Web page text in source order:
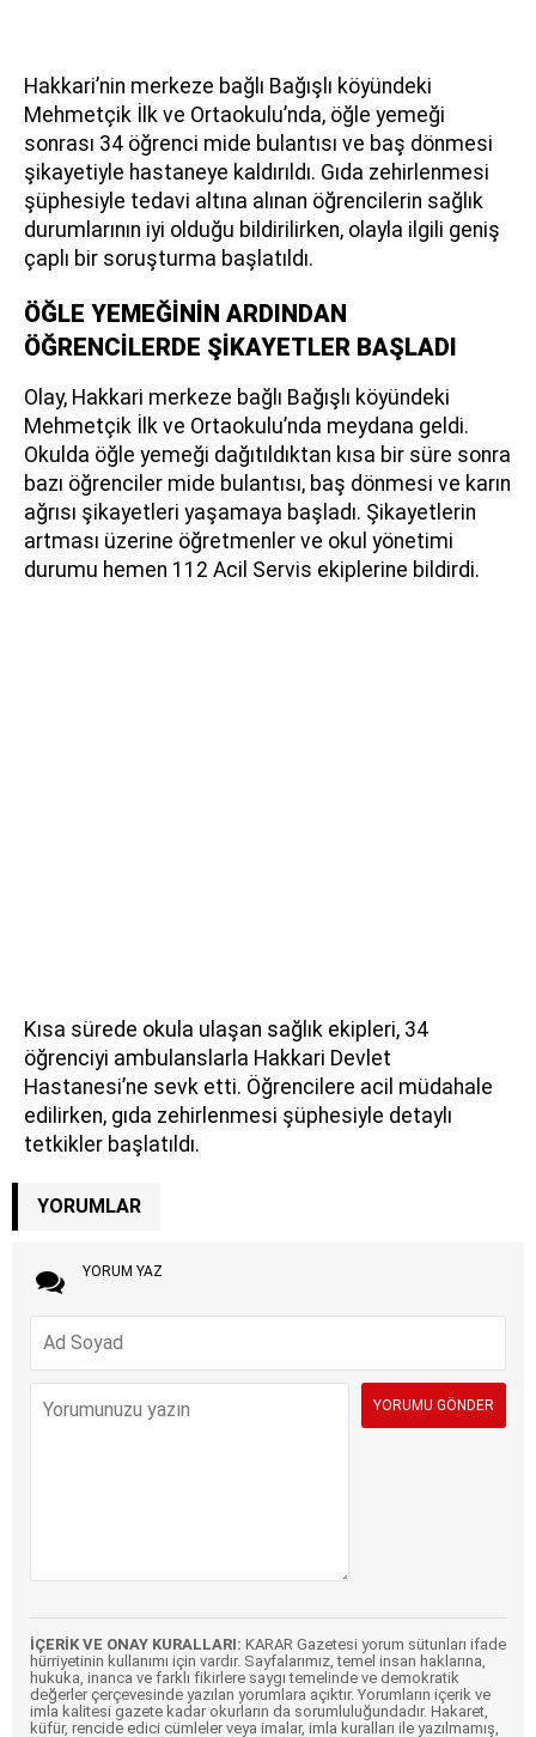
Hakkari’nin merkeze bağlı Bağışlı köyündeki
Mehmetçik İlk ve Ortaokulu’nda, öğle yemeği
sonrası 34 öğrenci mide bulantısı ve baş dönmesi
şikayetiyle hastaneye kaldırıldı. Gıda zehirlenmesi
şüphesiyle tedavi altına alınan öğrencilerin sağlık
durumlarının iyi olduğu bildirilirken, olayla ilgili geniş
çaplı bir soruşturma başlatıldı.
ÖĞLE YEMEĞİNİN ARDINDAN
ÖĞRENCİLERDE ŞİKAYETLER BAŞLADI
Olay, Hakkari merkeze bağlı Bağışlı köyündeki
Mehmetçik İlk ve Ortaokulu’nda meydana geldi.
Okulda öğle yemeği dağıtıldıktan kısa bir süre sonra
bazı öğrenciler mide bulantısı, baş dönmesi ve karın
ağrısı şikayetleri yaşamaya başladı. Şikayetlerin
artması üzerine öğretmenler ve okul yönetimi
durumu hemen 112 Acil Servis ekiplerine bildirdi.
Kısa sürede okula ulaşan sağlık ekipleri, 34
öğrenciyi ambulanslarla Hakkari Devlet
Hastanesi’ne sevk etti. Öğrencilere acil müdahale
edilirken, gıda zehirlenmesi şüphesiyle detaylı
tetkikler başlatıldı.
YORUMLAR
YORUM YAZ
İÇERİK VE ONAY KURALLARI: KARAR Gazetesi yorum sütunları ifade
hürriyetinin kullanımı için vardır. Sayfalarımız, temel insan haklarına,
hukuka, inanca ve farklı fikirlere saygı temelinde ve demokratik
değerler çerçevesinde yazılan yorumlara açıktır. Yorumların içerik ve
imla kalitesi gazete kadar okurların da sorumluluğundadır. Hakaret,
küfür, rencide edici cümleler veya imalar, imla kuralları ile yazılmamış,